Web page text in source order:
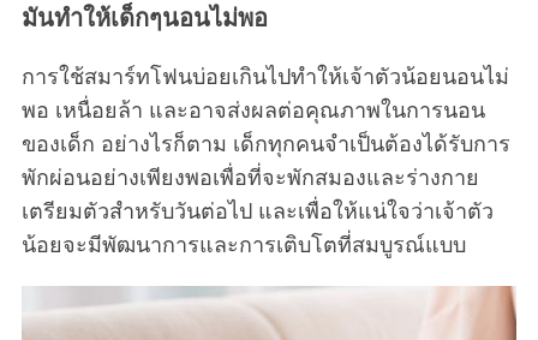
มันทำให้เด็กๆนอนไม่พอ
การใช้สมาร์ทโฟนบ่อยเกินไปทำให้เจ้าตัวน้อยนอนไม่
พอ เหนื่อยล้า และอาจส่งผลต่อคุณภาพในการนอน
ของเด็ก อย่างไรก็ตาม เด็กทุกคนจำเป็นต้องได้รับการ
พักผ่อนอย่างเพียงพอเพื่อที่จะพักสมองและร่างกาย
เตรียมตัวสำหรับวันต่อไป และเพื่อให้แน่ใจว่าเจ้าตัว
น้อยจะมีพัฒนาการและการเติบโตที่สมบูรณ์แบบ